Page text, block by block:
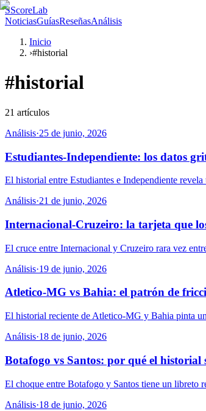
SScoreLab
NoticiasGuíasReseñasAnálisis
Inicio
›#historial
#historial
21 artículos
Análisis·25 de junio, 2026
Estudiantes-Independiente: los datos
El historial entre Estudiantes e Independiente
Análisis·21 de junio, 2026
Internacional-Cruzeiro: la tarjeta que
El cruce entre Internacional y Cruzeiro rara vez
Análisis·19 de junio, 2026
Atletico-MG vs Bahia: el patrón de
El historial reciente de Atletico-MG y Bahia pinta
Análisis·18 de junio, 2026
Botafogo vs Santos: por qué el historial
El choque entre Botafogo y Santos tiene un libreto
Análisis·18 de junio, 2026